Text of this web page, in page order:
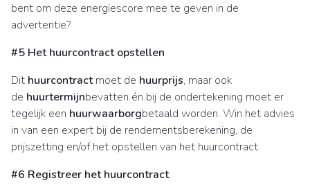
bent om deze energiescore mee te geven in de
advertentie?
#5 Het huurcontract opstellen
Dit huurcontractmoet de huurprijs, maar ook
de huurtermijnbevatten én bij de ondertekening moet er
tegelijk een huurwaarborgbetaald worden. Win het advies
in van een expert bij de rendementsberekening, de
prijszetting en/of het opstellen van het huurcontract.
#6 Registreer het huurcontract